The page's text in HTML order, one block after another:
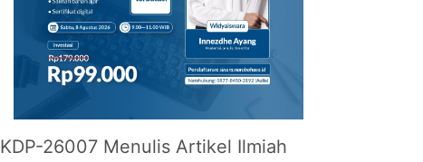
KDP-26007 Menulis Artikel Ilmiah